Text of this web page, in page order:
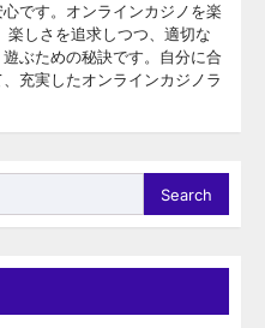
です。オンラインカジノを楽
楽しさを追求しつつ、適切な
ぶための秘訣です。自分に合
充実したオンラインカジノラ